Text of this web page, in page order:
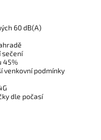
60 dB(A)
sečení
45%
venkovní podmínky
dle počasí